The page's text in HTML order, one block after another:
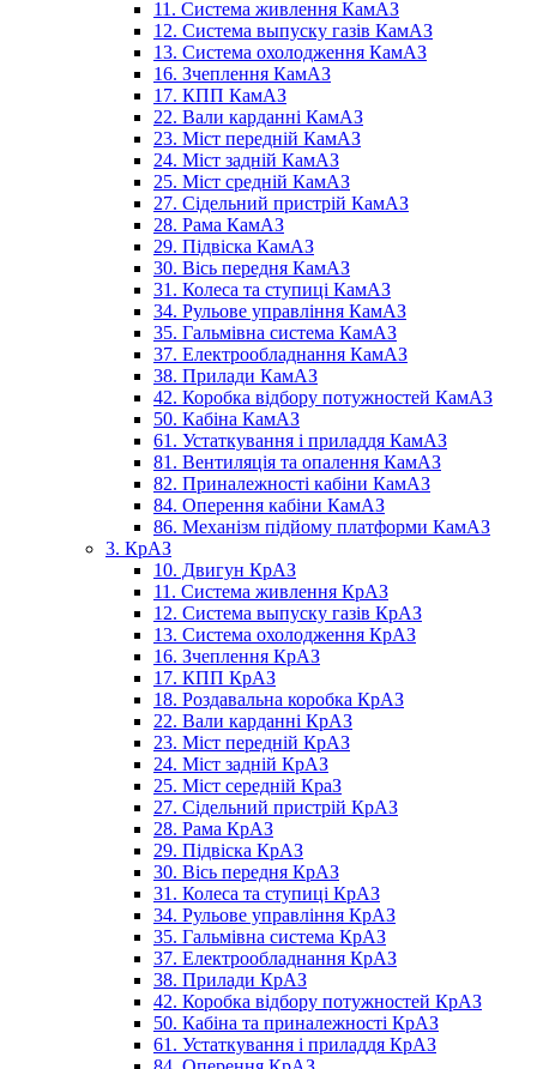
11. Система живлення КамАЗ
12. Система выпуску газів КамАЗ
13. Система охолодження КамАЗ
16. Зчеплення КамАЗ
17. КПП КамАЗ
22. Вали карданні КамАЗ
23. Міст передній КамАЗ
24. Міст задній КамАЗ
25. Міст средній КамАЗ
27. Сідельний пристрій КамАЗ
28. Рама КамАЗ
29. Підвіска КамАЗ
30. Вісь передня КамАЗ
31. Колеса та ступиці КамАЗ
34. Рульове управління КамАЗ
35. Гальмівна система КамАЗ
37. Електрообладнання КамАЗ
38. Прилади КамАЗ
42. Коробка відбору потужностей КамАЗ
50. Кабіна КамАЗ
61. Устаткування і приладдя КамАЗ
81. Вентиляція та опалення КамАЗ
82. Приналежності кабіни КамАЗ
84. Оперення кабіни КамАЗ
86. Механізм підйому платформи КамАЗ
3. КрАЗ
10. Двигун КрАЗ
11. Система живлення КрАЗ
12. Система выпуску газів КрАЗ
13. Система охолодження КрАЗ
16. Зчеплення КрАЗ
17. КПП КрАЗ
18. Роздавальна коробка КрАЗ
22. Вали карданні КрАЗ
23. Міст передній КрАЗ
24. Міст задній КрАЗ
25. Міст середній КраЗ
27. Сідельний пристрій КрАЗ
28. Рама КрАЗ
29. Підвіска КрАЗ
30. Вісь передня КрАЗ
31. Колеса та ступиці КрАЗ
34. Рульове управління КрАЗ
35. Гальмівна система КрАЗ
37. Електрообладнання КрАЗ
38. Прилади КрАЗ
42. Коробка відбору потужностей КрАЗ
50. Кабіна та приналежності КрАЗ
61. Устаткування і приладдя КрАЗ